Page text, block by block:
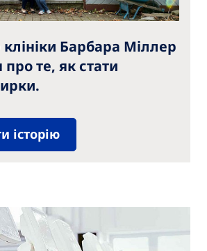
Барбара Міллер
про те, як стати
історію